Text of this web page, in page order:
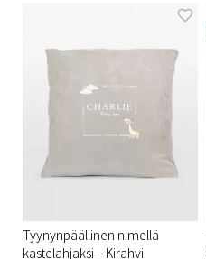
Tyynynpäällinen nimellä
kastelahjaksi – Kirahvi